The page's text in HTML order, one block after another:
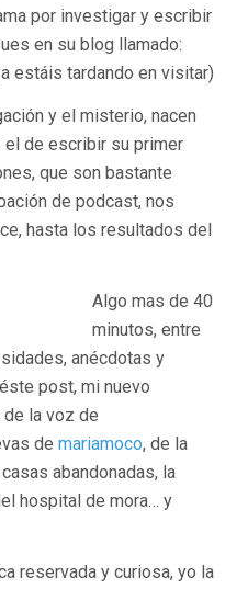
por investigar y escribir
en su blog llamado:
estáis tardando en visitar)
y el misterio, nacen
de escribir su primer
que son bastante
de podcast, nos
hasta los resultados del
Algo mas de 40
minutos, entre
anécdotas y
post, mi nuevo
la voz de
de mariamoco, de la
abandonadas, la
hospital de mora… y
reservada y curiosa, yo la